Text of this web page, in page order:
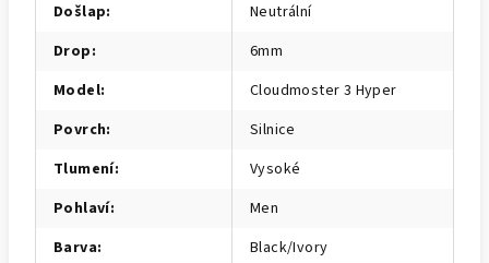
Došlap:
Neutrální
Drop:
6mm
Model:
Cloudmoster 3 Hyper
Povrch:
Silnice
Tlumení:
Vysoké
Pohlaví:
Men
Barva:
Black/Ivory